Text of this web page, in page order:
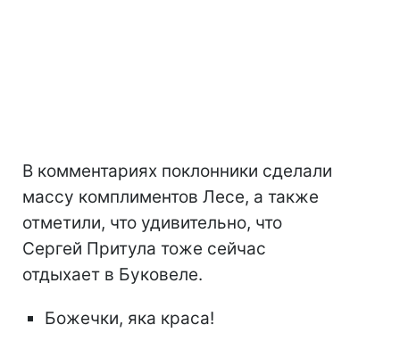
В комментариях поклонники сделали
массу комплиментов Лесе, а также
отметили, что удивительно, что
Сергей Притула тоже сейчас
отдыхает в Буковеле.
Божечки, яка краса!